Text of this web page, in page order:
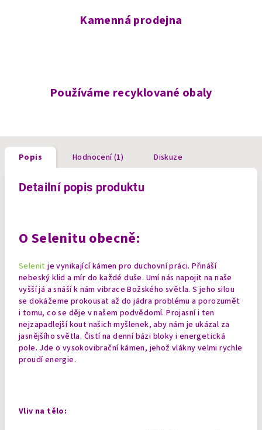
Kamenná prodejna
Používáme recyklované obaly
Popis Hodnocení (1) Diskuze
Detailní popis produktu
O Selenitu obecně:
Selenitje vynikající kámen pro duchovní práci. Přináší
nebeský klid a mír do každé duše. Umí nás napojit na naše
vyšší já a snáší k nám vibrace Božského světla. S jeho silou
se dokážeme prokousat až do jádra problému a porozumět
i tomu, co se děje v našem podvědomí. Projasní i ten
nejzapadlejší kout našich myšlenek, aby nám je ukázal za
jasnějšího světla. Čistí na denní bázi bloky i energetická
pole. Jde o vysokovibrační kámen, jehož vlákny velmi rychle
proudí energie.
Vliv na tělo: